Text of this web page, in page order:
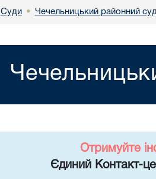
Суди • Чечельницький районний суд
Отримуйте
Єдиний Контакт-